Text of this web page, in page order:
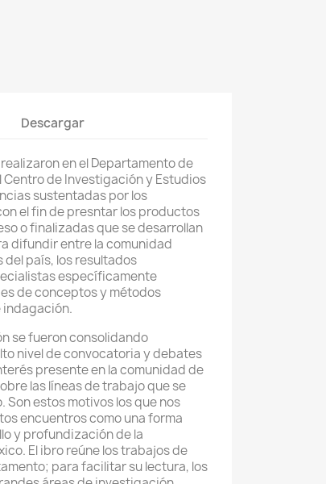
Descargar
en el Departamento de
de Investigación y Estudios
sustentadas por los
el fin de presntar los productos
o finalizadas que se desarrollan
difundir entre la comunidad
país, los resultados
específicamente
de conceptos y métodos
indagación.
se fueron consolidando
nivel de convocatoria y debates
presente en la comunidad de
las líneas de trabajo que se
estos motivos los que nos
encuentros como una forma
y profundización de la
El ibro reúne los trabajos de
para facilitar su lectura, los